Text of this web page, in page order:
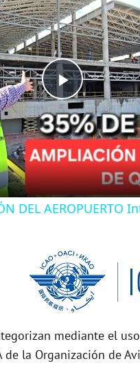
P
l
a
V
i
d
DEL AEROPUERTO
mediante el
de la Organización de